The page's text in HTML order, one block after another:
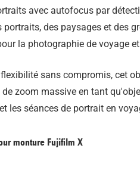
avec autofocus par
portraits, des paysages et des
la photographie de voyage
sans compromis, cet
zoom massive en tant
les séances de portrait en
monture Fujifilm X